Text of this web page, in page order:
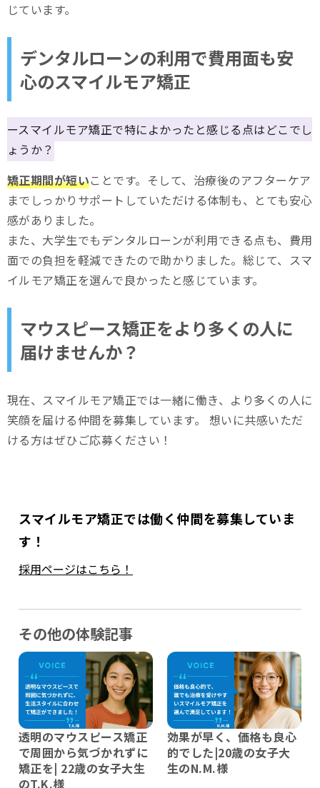
じています。
デンタルローンの利用で費用面も安
心のスマイルモア矯正
ースマイルモア矯正で特によかったと感じる点はどこでし
ょうか？
矯正期間が短いことです。そして、治療後のアフターケア
までしっかりサポートしていただける体制も、とても安心
感がありました。
また、大学生でもデンタルローンが利用できる点も、費用
面での負担を軽減できたので助かりました。総じて、スマ
イルモア矯正を選んで良かったと感じています。
マウスピース矯正をより多くの人に
届けませんか？
現在、スマイルモア矯正では一緒に働き、より多くの人に
笑顔を届ける仲間を募集しています。 想いに共感いただ
ける方はぜひご応募ください！
スマイルモア矯正では働く仲間を募集していま
す！
採用ページはこちら！
その他の体験記事
透明のマウスピース矯正
で周囲から気づかれずに
矯正を| 22歳の女子大生
のT.K.様
効果が早く、価格も良心
的でした|20歳の女子大
生のN.M.様